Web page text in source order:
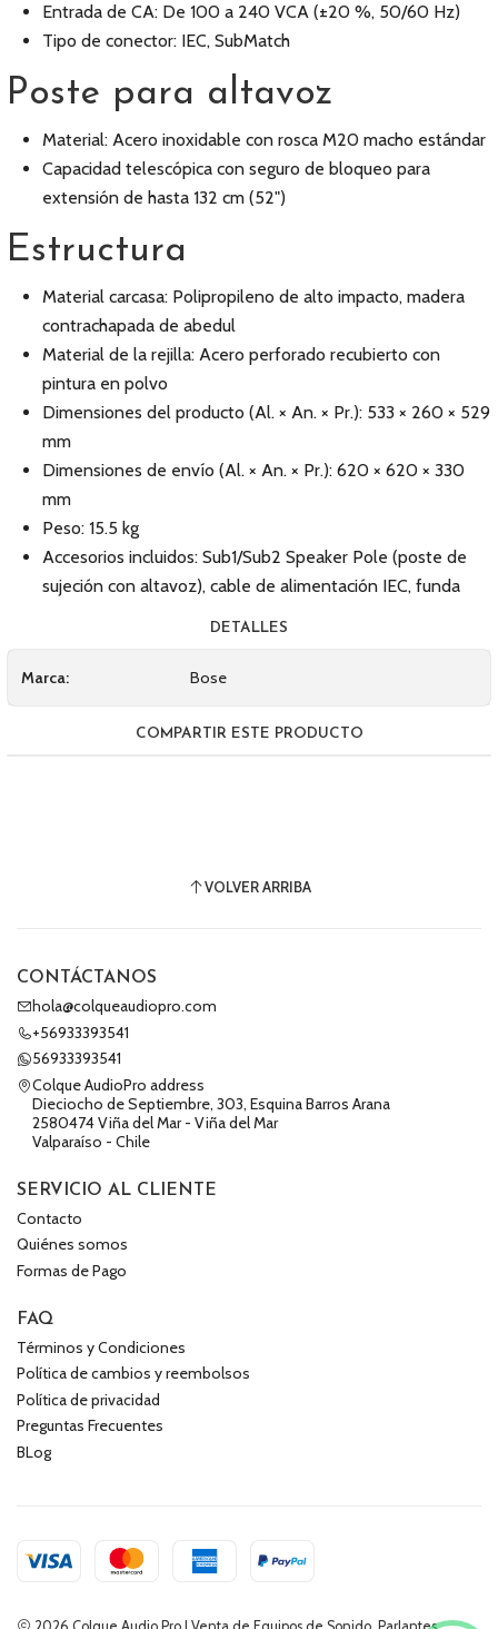
Entrada de CA: De 100 a 240 VCA (±20 %, 50/60 Hz)
Tipo de conector: IEC, SubMatch
Poste para altavoz
Material: Acero inoxidable con rosca M20 macho estándar
Capacidad telescópica con seguro de bloqueo para
extensión de hasta 132 cm (52")
Estructura
Material carcasa: Polipropileno de alto impacto, madera
contrachapada de abedul
Material de la rejilla: Acero perforado recubierto con
pintura en polvo
Dimensiones del producto (Al. × An. × Pr.): 533 × 260 × 529
mm
Dimensiones de envío (Al. × An. × Pr.): 620 × 620 × 330
mm
Peso: 15.5 kg
Accesorios incluidos: Sub1/Sub2 Speaker Pole (poste de
sujeción con altavoz), cable de alimentación IEC, funda
DETALLES
Marca: Bose
COMPARTIR ESTE PRODUCTO
VOLVER ARRIBA
CONTÁCTANOS
hola@colqueaudiopro.com
+56933393541
56933393541
Colque AudioPro address
Dieciocho de Septiembre, 303, Esquina Barros Arana
2580474 Viña del Mar - Viña del Mar
Valparaíso - Chile
SERVICIO AL CLIENTE
Contacto
Quiénes somos
Formas de Pago
FAQ
Términos y Condiciones
Política de cambios y reembolsos
Política de privacidad
Preguntas Frecuentes
BLog